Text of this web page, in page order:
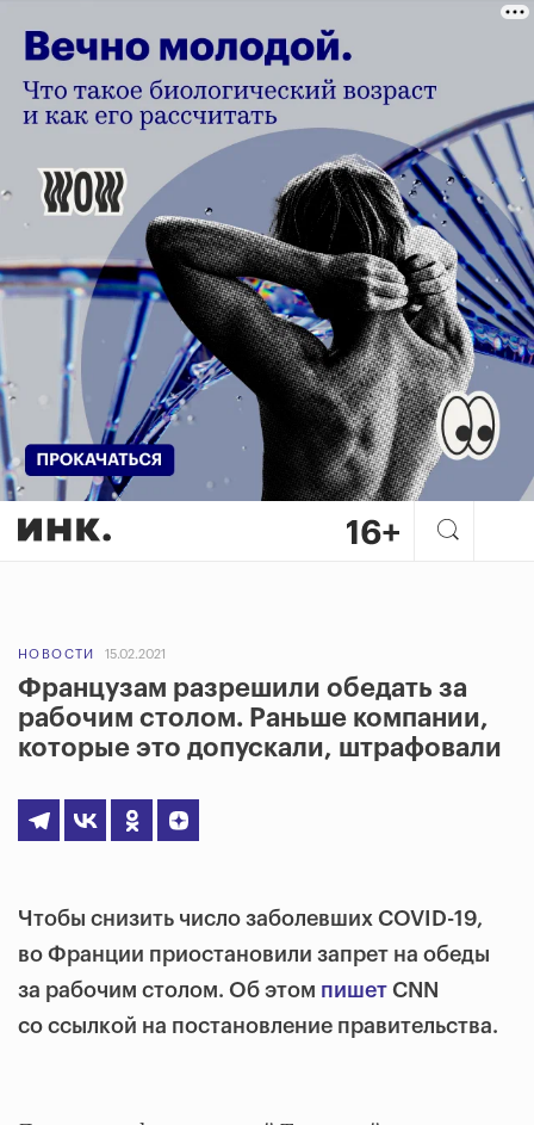
НОВОСТИ 15.02.2021
Французам разрешили обедать за
рабочим столом. Раньше компании,
которые это допускали, штрафовали
Чтобы снизить число заболевших COVID-19,
во Франции приостановили запрет на обеды
за рабочим столом. Об этом пишет CNN
со ссылкой на постановление правительства.